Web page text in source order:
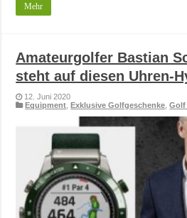
Mehr
Amateurgolfer Bastian
steht auf diesen Uhren-
12. Juni 2020
Equipment ,Exklusive Golfgeschenke ,Golf